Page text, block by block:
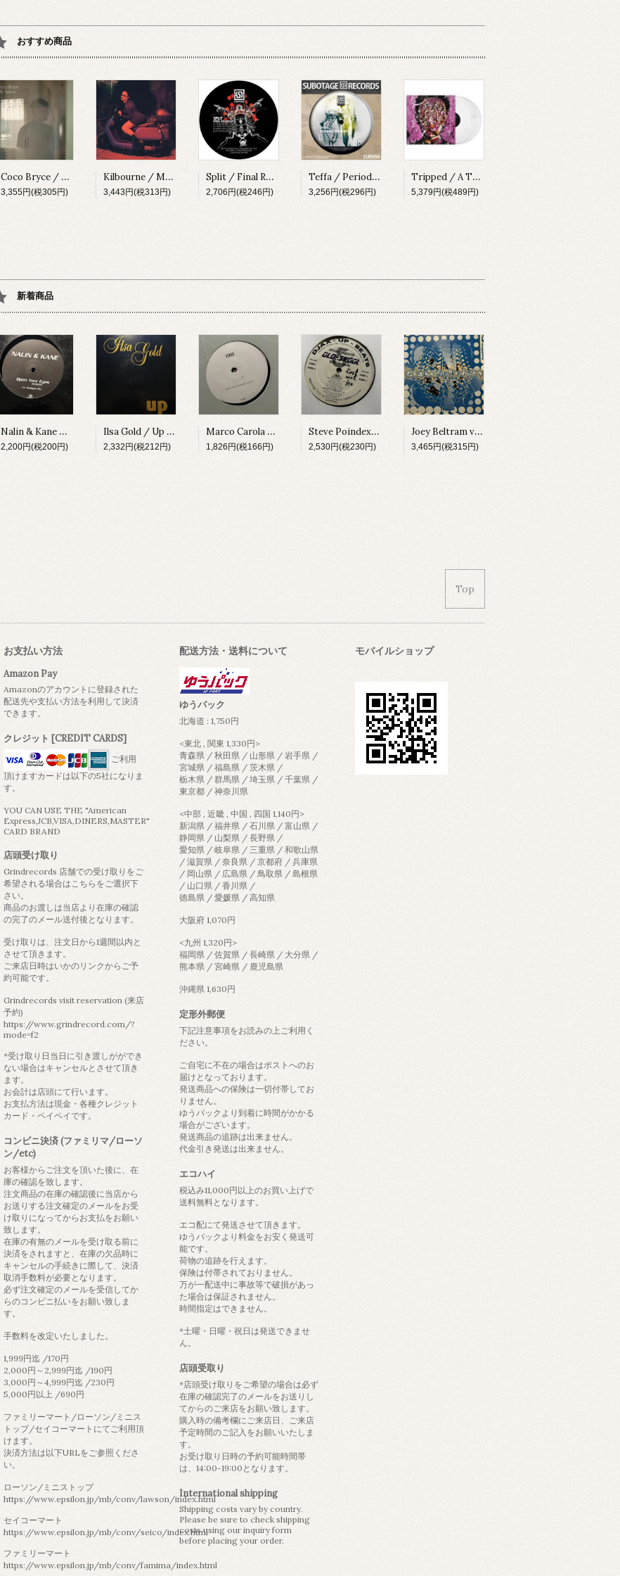
おすすめ商品
Coco Bryce / My Space [PRSPCT299][2023]
3,355円(税305円)
Kilbourne / Milkshake [PRSPCT304][2023]
3,443円(税313円)
Split / Final Round EP [SUBV03][2023]
2,706円(税246円)
Teffa / Periodic Wave EP [SUBV04][2023]
3,256円(税296円)
Tripped / A Thing About Something [MADLP001][2023]
5,379円(税489円)
新着商品
Nalin & Kane / Open Your Eyes (Remixes) [URBDJ2042][1999]
2,200円(税200円)
Ilsa Gold / Up [GIANT13][2002]
2,332円(税212円)
Marco Carola / 1002 (Hertz Compressed Remix) [ELPREMIX01][2005]
1,826円(税166円)
Steve Poindexter & Kareem Smith / Old-Skool [DJAX-UP-328][2000]
2,530円(税230円)
Joey Beltram vs. Technasia / The Start It Up (Remix) [GLASS001][2000]
3,465円(税315円)
Top
お支払い方法
Amazon Pay
Amazonのアカウントに登録された
配送先や支払い方法を利用して決済
できます。
クレジット [CREDIT CARDS]
ご利用
頂けますカードは以下の5社になりま
す。
YOU CAN USE THE "American
Express,JCB,VISA,DINERS,MASTER"
CARD BRAND
店頭受け取り
Grindrecords 店舗での受け取りをご
希望される場合はこちらをご選択下
さい。
商品のお渡しは当店より在庫の確認
の完了のメール送付後となります。
受け取りは、注文日から1週間以内と
させて頂きます。
ご来店日時はいかのリンクからご予
約可能です。
Grindrecords visit reservation (来店
予約)
https://www.grindrecord.com/?
mode=f2
*受け取り日当日に引き渡しがができ
ない場合はキャンセルとさせて頂き
ます。
お会計は店頭にて行います。
お支払方法は現金・各種クレジット
カード・ペイペイです。
コンビニ決済 (ファミリマ/ローソ
ン/etc)
お客様からご注文を頂いた後に、在
庫の確認を致します。
注文商品の在庫の確認後に当店から
お送りする注文確定のメールをお受
け取りになってからお支払をお願い
致します。
在庫の有無のメールを受け取る前に
決済をされますと、在庫の欠品時に
キャンセルの手続きに際して、決済
取消手数料が必要となります。
必ず注文確定のメールを受信してか
らのコンビニ払いをお願い致しま
す。
手数料を改定いたしました。
1,999円迄 /170円
2,000円～2,999円迄 /190円
3,000円～4,999円迄 /230円
5,000円以上 /690円
ファミリーマート/ローソン/ミニス
トップ/セイコーマートにてご利用頂
けます。
決済方法は以下URLをご参照くださ
い。
ローソン/ミニストップ
https://www.epsilon.jp/mb/conv/lawson/index.html
セイコーマート
https://www.epsilon.jp/mb/conv/seico/index.html
ファミリーマート
https://www.epsilon.jp/mb/conv/famima/index.html
配送方法・送料について
ゆうパック
北海道 : 1,750円
<東北 , 関東 1,330円>
青森県 / 秋田県 / 山形県 / 岩手県 /
宮城県 / 福島県 / 茨木県 /
栃木県 / 群馬県 / 埼玉県 / 千葉県 /
東京都 / 神奈川県
<中部 , 近畿 , 中国 , 四国 1,140円>
新潟県 / 福井県 / 石川県 / 富山県 /
静岡県 / 山梨県 / 長野県 /
愛知県 / 岐阜県 / 三重県 / 和歌山県
/ 滋賀県 / 奈良県 / 京都府 / 兵庫県
/ 岡山県 / 広島県 / 鳥取県 / 島根県
/ 山口県 / 香川県 /
徳島県 / 愛媛県 / 高知県
大阪府 1,070円
<九州 1,320円>
福岡県 / 佐賀県 / 長崎県 / 大分県 /
熊本県 / 宮崎県 / 鹿児島県
沖縄県 1,630円
定形外郵便
下記注意事項をお読みの上ご利用く
ださい。
ご自宅に不在の場合はポストへのお
届けとなっております。
発送商品への保険は一切付帯してお
りません。
ゆうパックより到着に時間がかかる
場合がございます。
発送商品の追跡は出来ません。
代金引き発送は出来ません。
エコハイ
税込み11,000円以上のお買い上げで
送料無料となります。
エコ配にて発送させて頂きます。
ゆうパックより料金をお安く発送可
能です。
荷物の追跡を行えます。
保険は付帯されておりません。
万が一配送中に事故等で破損があっ
た場合は保証されません。
時間指定はできません。
*土曜・日曜・祝日は発送できませ
ん。
店頭受取り
*店頭受け取りをご希望の場合は必ず
在庫の確認完了のメールをお送りし
てからのご来店をお願い致します。
購入時の備考欄にご来店日、ご来店
予定時間のご記入をお願いいたしま
す。
お受け取り日時の予約可能時間帯
は、14:00-19:00となります。
International shipping
Shipping costs vary by country.
Please be sure to check shipping
costs using our inquiry form
before placing your order.
モバイルショップ